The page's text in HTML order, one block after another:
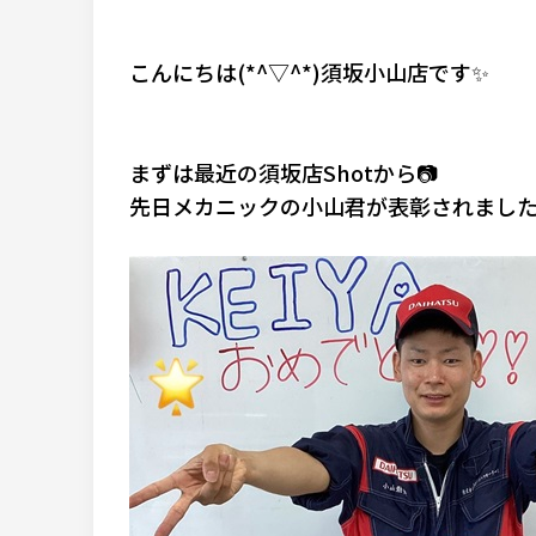
こんにちは(*^▽^*)須坂小山店です✨
まずは最近の須坂店Shotから📷
先日メカニックの小山君が表彰されまし